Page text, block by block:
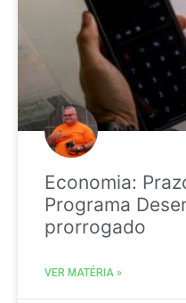
Economia:
Programa
prorrogado
VER MATÉRIA »